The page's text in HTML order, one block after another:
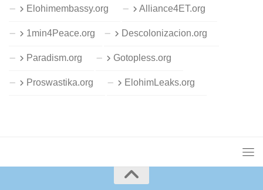
Elohimembassy.org Alliance4ET.org
1min4Peace.org Descolonizacion.org
Paradism.org Gotopless.org
Proswastika.org ElohimLeaks.org